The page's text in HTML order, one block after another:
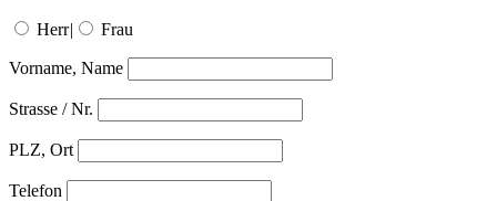
Herr| Frau
Vorname, Name
Strasse / Nr.
PLZ, Ort
Telefon